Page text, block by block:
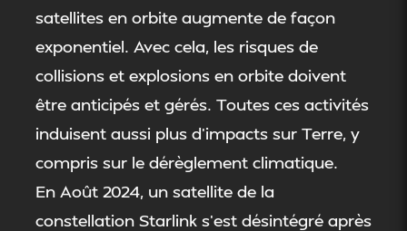
satellites en orbite augmente de façon
exponentiel. Avec cela, les risques de
collisions et explosions en orbite doivent
être anticipés et gérés. Toutes ces activités
induisent aussi plus d’impacts sur Terre, y
compris sur le dérèglement climatique.
En Août 2024, un satellite de la
constellation Starlink s’est désintégré après